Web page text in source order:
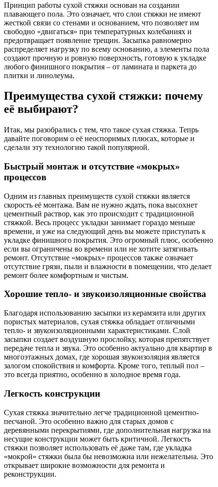
Принцип работы сухой стяжки основан на создании
плавающего пола. Это означает, что слои стяжки не имеют
жесткой связи со стенами и основанием, что позволяет им
свободно «двигаться» при температурных колебаниях и
предотвращает появление трещин. Засыпка равномерно
распределяет нагрузку по всему основанию, а элементы пола
создают прочную и ровную поверхность, готовую к укладке
любого финишного покрытия – от ламината и паркета до
плитки и линолеума.
Преимущества сухой стяжки: почему
её выбирают?
Итак, мы разобрались с тем, что такое сухая стяжка. Тепрь
давайте поговорим о её неоспоримых плюсах, которые и
сделали эту технологию такой популярной.
Быстрый монтаж и отсутствие «мокрых»
процессов
Одним из главных преимуществ сухой стяжки является
скорость её монтажа. Вам не нужно ждать, пока высохнет
цементный раствор, как это происходит с традиционной
стяжкой. Весь процесс укладки занимает гораздо меньше
времени, и уже на следующий день вы можете приступать к
укладке финишного покрытия. Это огромный плюс, особенно
если вы ограничены во времени или не хотите затягивать
ремонт. Отсутствие «мокрых» процессов также означает
отсутствие грязи, пыли и влажности в помещении, что делает
ремонт более комфортным и чистым.
Хорошие тепло- и звукоизоляционные свойства
Благодаря использованию засыпки из керамзита или других
пористых материалов, сухая стяжка обладает отличными
тепло- и звукоизоляционными характеристиками. Слой
засыпки создает воздушную прослойку, которая препятствует
передаче тепла и звука. Это особенно актуально для квартир в
многоэтажных домах, где хорошая звукоизоляция является
залогом спокойствия и комфорта. Кроме того, теплый пол –
это всегда приятно, особенно в холодное время года.
Легкость конструкции
Сухая стяжка значительно легче традиционной цементно-
песчаной. Это особенно важно для старых домов с
деревянными перекрытиями, где дополнительная нагрузка на
несущие конструкции может быть критичной. Легкость
стяжки позволяет использовать её даже там, где укладка
«мокрой» стяжки была бы невозможна или нежелательна. Это
открывает широкие возможности для ремонта и
реконструкции.